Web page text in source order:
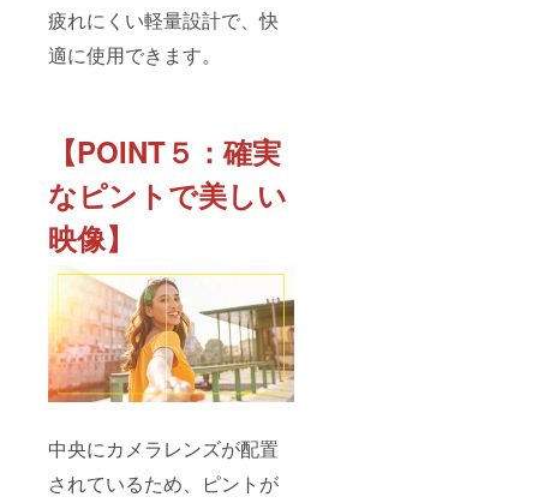
疲れにくい軽量設計で、快
適に使用できます。
【POINT５：確実
なピントで美しい
映像】
中央にカメラレンズが配置
されているため、ピントが